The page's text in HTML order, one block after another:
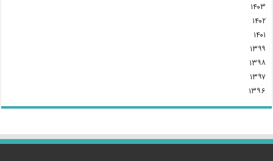
۱۴۰۳
۱۴۰۲
۱۴۰۱
۱۳۹۹
۱۳۹۸
۱۳۹۷
۱۳۹۶